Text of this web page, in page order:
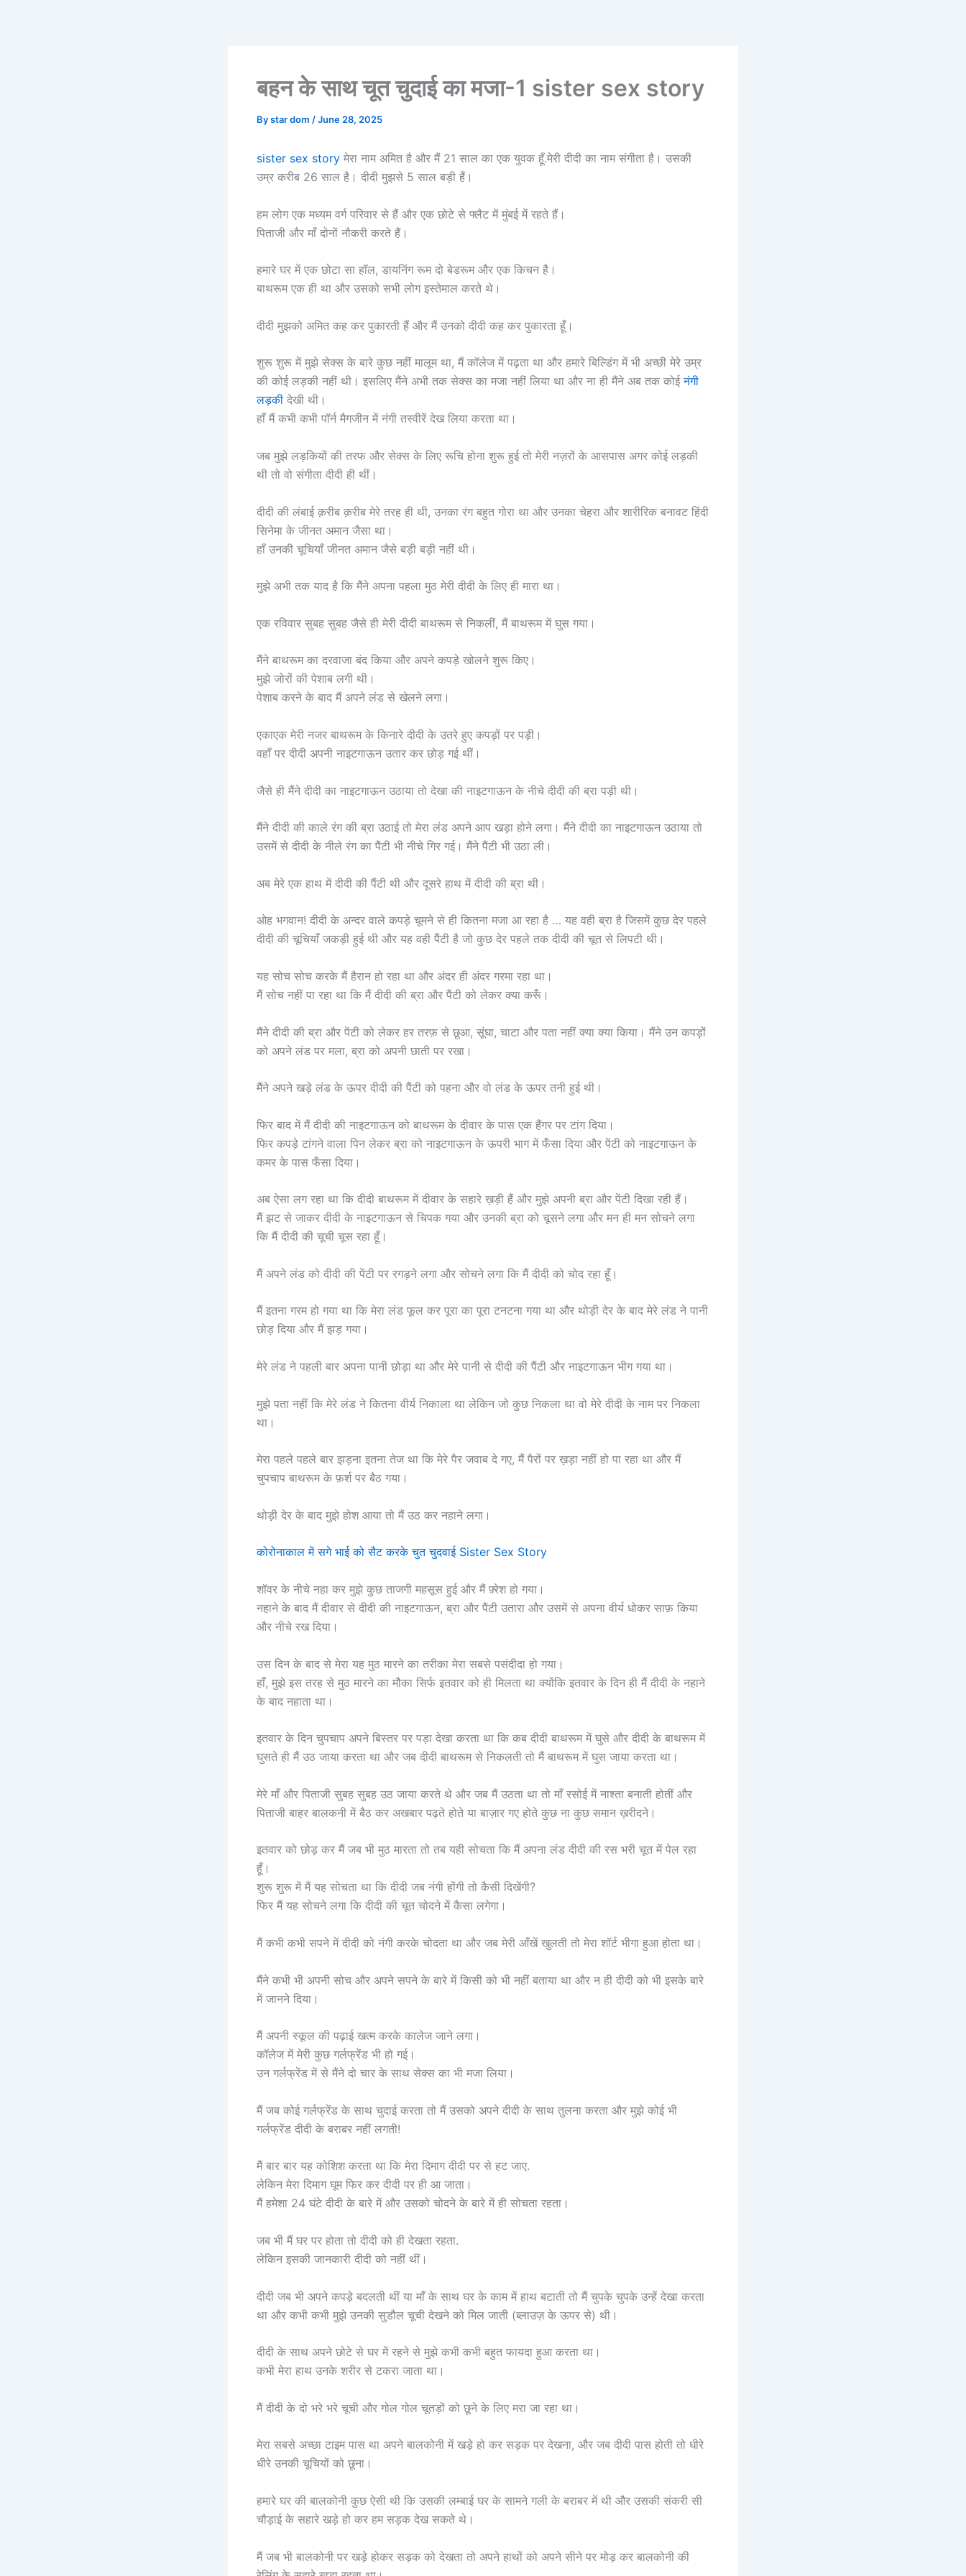
बहन के साथ चूत चुदाई का मजा-1 sister sex story
Bystar dom /June 28, 2025
sister sex story मेरा नाम अमित है और मैं 21 साल का एक युवक हूँ.मेरी दीदी का नाम संगीता है। उसकी
उम्र करीब 26 साल है। दीदी मुझसे 5 साल बड़ी हैं।
हम लोग एक मध्यम वर्ग परिवार से हैं और एक छोटे से फ्लैट में मुंबई में रहते हैं।
पिताजी और माँ दोनों नौकरी करते हैं।
हमारे घर में एक छोटा सा हॉल, डायनिंग रूम दो बेडरूम और एक किचन है।
बाथरूम एक ही था और उसको सभी लोग इस्तेमाल करते थे।
दीदी मुझको अमित कह कर पुकारती हैं और मैं उनको दीदी कह कर पुकारता हूँ।
शुरू शुरू में मुझे सेक्स के बारे कुछ नहीं मालूम था, मैं कॉलेज में पढ़ता था और हमारे बिल्डिंग में भी अच्छी मेरे उम्र
की कोई लड़की नहीं थी। इसलिए मैंने अभी तक सेक्स का मजा नहीं लिया था और ना ही मैंने अब तक कोईनंगी
लड़की देखी थी।
हाँ मैं कभी कभी पॉर्न मैगजीन में नंगी तस्वीरें देख लिया करता था।
जब मुझे लड़कियों की तरफ और सेक्स के लिए रूचि होना शुरू हुई तो मेरी नज़रों के आसपास अगर कोई लड़की
थी तो वो संगीता दीदी ही थीं।
दीदी की लंबाई क़रीब क़रीब मेरे तरह ही थी, उनका रंग बहुत गोरा था और उनका चेहरा और शारीरिक बनावट हिंदी
सिनेमा के जीनत अमान जैसा था।
हाँ उनकी चूचियाँ जीनत अमान जैसे बड़ी बड़ी नहीं थी।
मुझे अभी तक याद है कि मैंने अपना पहला मुठ मेरी दीदी के लिए ही मारा था।
एक रविवार सुबह सुबह जैसे ही मेरी दीदी बाथरूम से निकलीं, मैं बाथरूम में घुस गया।
मैंने बाथरूम का दरवाजा बंद किया और अपने कपड़े खोलने शुरू किए।
मुझे जोरों की पेशाब लगी थी।
पेशाब करने के बाद मैं अपने लंड से खेलने लगा।
एकाएक मेरी नजर बाथरूम के किनारे दीदी के उतरे हुए कपड़ों पर पड़ी।
वहाँ पर दीदी अपनी नाइटगाऊन उतार कर छोड़ गई थीं।
जैसे ही मैंने दीदी का नाइटगाऊन उठाया तो देखा की नाइटगाऊन के नीचे दीदी की ब्रा पड़ी थी।
मैंने दीदी की काले रंग की ब्रा उठाई तो मेरा लंड अपने आप खड़ा होने लगा। मैंने दीदी का नाइटगाऊन उठाया तो
उसमें से दीदी के नीले रंग का पैंटी भी नीचे गिर गई। मैंने पैंटी भी उठा ली।
अब मेरे एक हाथ में दीदी की पैंटी थी और दूसरे हाथ में दीदी की ब्रा थी।
ओह भगवान! दीदी के अन्दर वाले कपड़े चूमने से ही कितना मजा आ रहा है … यह वही ब्रा है जिसमें कुछ देर पहले
दीदी की चूचियाँ जकड़ी हुई थी और यह वही पैंटी है जो कुछ देर पहले तक दीदी की चूत से लिपटी थी।
यह सोच सोच करके मैं हैरान हो रहा था और अंदर ही अंदर गरमा रहा था।
मैं सोच नहीं पा रहा था कि मैं दीदी की ब्रा और पैंटी को लेकर क्या करूँ।
मैंने दीदी की ब्रा और पेंटी को लेकर हर तरफ़ से छूआ, सूंघा, चाटा और पता नहीं क्या क्या किया। मैंने उन कपड़ों
को अपने लंड पर मला, ब्रा को अपनी छाती पर रखा।
मैंने अपने खड़े लंड के ऊपर दीदी की पैंटी को पहना और वो लंड के ऊपर तनी हुई थी।
फिर बाद में मैं दीदी की नाइटगाऊन को बाथरूम के दीवार के पास एक हैंगर पर टांग दिया।
फिर कपड़े टांगने वाला पिन लेकर ब्रा को नाइटगाऊन के ऊपरी भाग में फँसा दिया और पेंटी को नाइटगाऊन के
कमर के पास फँसा दिया।
अब ऐसा लग रहा था कि दीदी बाथरूम में दीवार के सहारे ख़ड़ी हैं और मुझे अपनी ब्रा और पेंटी दिखा रही हैं।
मैं झट से जाकर दीदी के नाइटगाऊन से चिपक गया और उनकी ब्रा को चूसने लगा और मन ही मन सोचने लगा
कि मैं दीदी की चूची चूस रहा हूँ।
मैं अपने लंड को दीदी की पेंटी पर रगड़ने लगा और सोचने लगा कि मैं दीदी को चोद रहा हूँ।
मैं इतना गरम हो गया था कि मेरा लंड फूल कर पूरा का पूरा टनटना गया था और थोड़ी देर के बाद मेरे लंड ने पानी
छोड़ दिया और मैं झड़ गया।
मेरे लंड ने पहली बार अपना पानी छोड़ा था और मेरे पानी से दीदी की पैंटी और नाइटगाऊन भीग गया था।
मुझे पता नहीं कि मेरे लंड ने कितना वीर्य निकाला था लेकिन जो कुछ निकला था वो मेरे दीदी के नाम पर निकला
था।
मेरा पहले पहले बार झड़ना इतना तेज था कि मेरे पैर जवाब दे गए, मैं पैरों पर ख़ड़ा नहीं हो पा रहा था और मैं
चुपचाप बाथरूम के फ़र्श पर बैठ गया।
थोड़ी देर के बाद मुझे होश आया तो मैं उठ कर नहाने लगा।
कोरोनाकाल में सगे भाई को सैट करके चुत चुदवाई Sister Sex Story
शॉवर के नीचे नहा कर मुझे कुछ ताजगी महसूस हुई और मैं फ़्रेश हो गया।
नहाने के बाद मैं दीवार से दीदी की नाइटगाऊन, ब्रा और पैंटी उतारा और उसमें से अपना वीर्य धोकर साफ़ किया
और नीचे रख दिया।
उस दिन के बाद से मेरा यह मुठ मारने का तरीका मेरा सबसे पसंदीदा हो गया।
हाँ, मुझे इस तरह से मुठ मारने का मौका सिर्फ इतवार को ही मिलता था क्योंकि इतवार के दिन ही मैं दीदी के नहाने
के बाद नहाता था।
इतवार के दिन चुपचाप अपने बिस्तर पर पड़ा देखा करता था कि कब दीदी बाथरूम में घुसे और दीदी के बाथरूम में
घुसते ही मैं उठ जाया करता था और जब दीदी बाथरूम से निकलती तो मैं बाथरूम में घुस जाया करता था।
मेरे माँ और पिताजी सुबह सुबह उठ जाया करते थे और जब मैं उठता था तो माँ रसोई में नाश्ता बनाती होतीं और
पिताजी बाहर बालकनी में बैठ कर अखबार पढ़ते होते या बाज़ार गए होते कुछ ना कुछ समान ख़रीदने।
इतवार को छोड़ कर मैं जब भी मुठ मारता तो तब यही सोचता कि मैं अपना लंड दीदी की रस भरी चूत में पेल रहा
हूँ।
शुरू शुरू में मैं यह सोचता था कि दीदी जब नंगी होंगी तो कैसी दिखेंगी?
फिर मैं यह सोचने लगा कि दीदी की चूत चोदने में कैसा लगेगा।
मैं कभी कभी सपने में दीदी को नंगी करके चोदता था और जब मेरी आँखें खुलती तो मेरा शॉर्ट भीगा हुआ होता था।
मैंने कभी भी अपनी सोच और अपने सपने के बारे में किसी को भी नहीं बताया था और न ही दीदी को भी इसके बारे
में जानने दिया।
मैं अपनी स्कूल की पढ़ाई खत्म करके कालेज जाने लगा।
कॉलेज में मेरी कुछ गर्लफ्रेंड भी हो गई।
उन गर्लफ्रेंड में से मैंने दो चार के साथ सेक्स का भी मजा लिया।
मैं जब कोई गर्लफ्रेंड के साथ चुदाई करता तो मैं उसको अपने दीदी के साथ तुलना करता और मुझे कोई भी
गर्लफ्रेंड दीदी के बराबर नहीं लगती!
मैं बार बार यह कोशिश करता था कि मेरा दिमाग दीदी पर से हट जाए.
लेकिन मेरा दिमाग घूम फिर कर दीदी पर ही आ जाता।
मैं हमेशा 24 घंटे दीदी के बारे में और उसको चोदने के बारे में ही सोचता रहता।
जब भी मैं घर पर होता तो दीदी को ही देखता रहता.
लेकिन इसकी जानकारी दीदी को नहीं थीं।
दीदी जब भी अपने कपड़े बदलती थीं या माँ के साथ घर के काम में हाथ बटाती तो मैं चुपके चुपके उन्हें देखा करता
था और कभी कभी मुझे उनकी सुडौल चूची देखने को मिल जाती (ब्लाउज़ के ऊपर से) थी।
दीदी के साथ अपने छोटे से घर में रहने से मुझे कभी कभी बहुत फायदा हुआ करता था।
कभी मेरा हाथ उनके शरीर से टकरा जाता था।
मैं दीदी के दो भरे भरे चूची और गोल गोल चूतड़ों को छूने के लिए मरा जा रहा था।
मेरा सबसे अच्छा टाइम पास था अपने बालकोनी में खड़े हो कर सड़क पर देखना, और जब दीदी पास होती तो धीरे
धीरे उनकी चूचियों को छूना।
हमारे घर की बालकोनी कुछ ऐसी थी कि उसकी लम्बाई घर के सामने गली के बराबर में थी और उसकी संकरी सी
चौड़ाई के सहारे खड़े हो कर हम सड़क देख सकते थे।
मैं जब भी बालकोनी पर खड़े होकर सड़क को देखता तो अपने हाथों को अपने सीने पर मोड़ कर बालकोनी की